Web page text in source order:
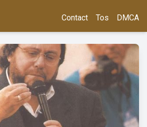
Contact Tos DMCA